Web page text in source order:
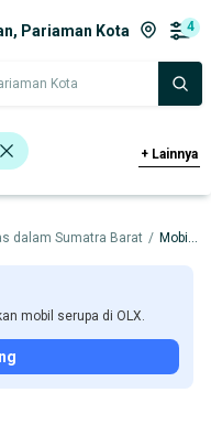
Pariaman Kota 4
Kota
+ Lainnya
dalam Sumatra Barat / Mobil Bekas dalam Pariaman Kota
mobil serupa di OLX.